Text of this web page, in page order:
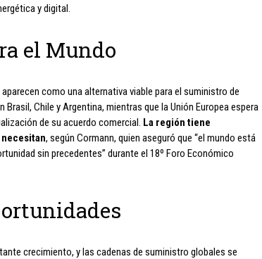
y digital.
el Mundo
como una alternativa viable para el suministro de
Chile y Argentina, mientras que la Unión Europea espera
de su acuerdo comercial. La región tiene
, según Cormann, quien aseguró que “el mundo está
sin precedentes” durante el 18º Foro Económico
crecimiento, y las cadenas de suministro globales se